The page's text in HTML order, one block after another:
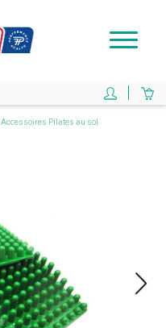
Accessoires Pilates au sol